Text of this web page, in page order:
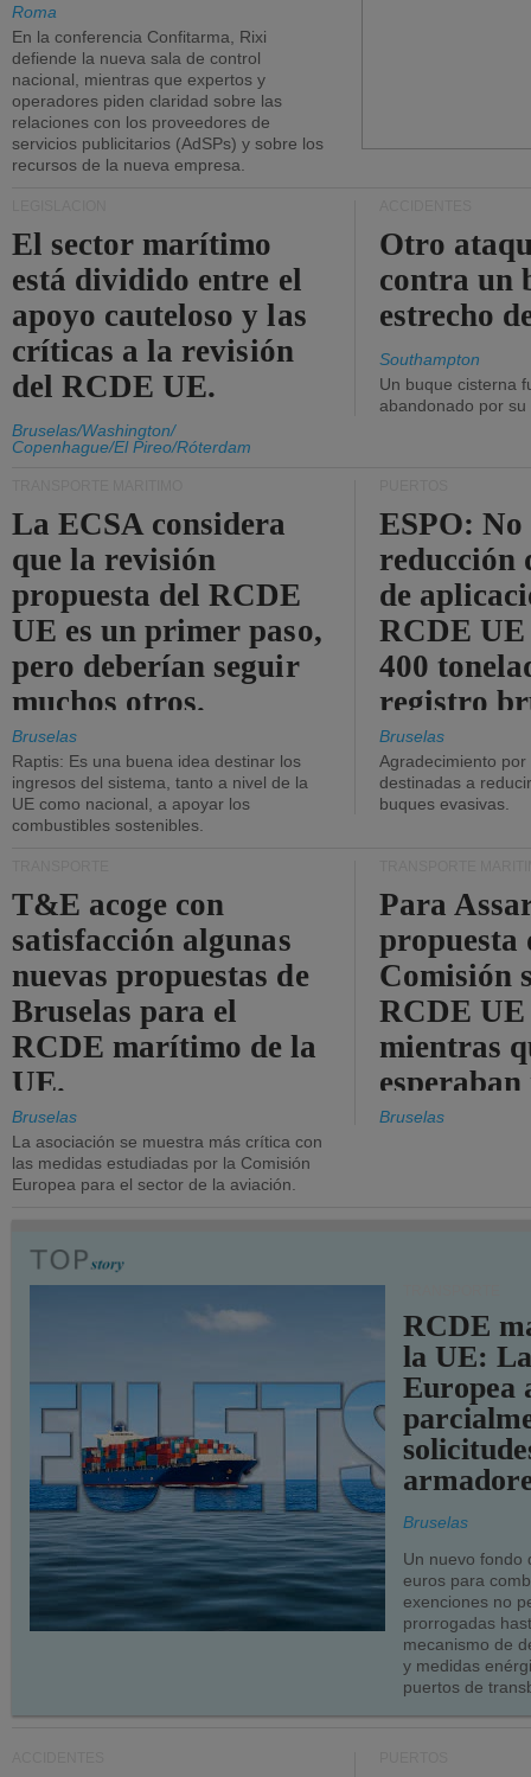
Roma
En la conferencia Confitarma, Rixi
defiende la nueva sala de control
nacional, mientras que expertos y
operadores piden claridad sobre las
relaciones con los proveedores de
servicios publicitarios (AdSPs) y sobre los
recursos de la nueva empresa.
El sector marítimo
está dividido entre el
apoyo cauteloso y las
críticas a la revisión
del RCDE UE.
Bruselas/Washington/
Copenhague/El Pireo/Róterdam
Otro
contra un
estrecho
Southampton
Un buque cisterna
abandonado por su
La ECSA considera
que la revisión
propuesta del RCDE
UE es un primer paso,
pero deberían seguir
muchos otros.
Bruselas
Raptis: Es una buena idea destinar los
ingresos del sistema, tanto a nivel de la
UE como nacional, a apoyar los
combustibles sostenibles.
ESPO: No
reducción
de
RCDE UE
400
registro
Bruselas
Agradecimiento
destinadas a
buques evasivas.
T&E acoge con
satisfacción algunas
nuevas propuestas de
Bruselas para el
RCDE marítimo de la
UE.
Bruselas
La asociación se muestra más crítica con
las medidas estudiadas por la Comisión
Europea para el sector de la aviación.
Para
propuesta
Comisión
RCDE
mientras
más
Bruselas
RCDE
la UE:
Europea
Bruselas
Un nuevo fondo
euros para
exenciones no
prorrogadas
mecanismo de
y medidas
puertos de